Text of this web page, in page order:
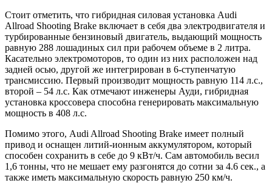
Стоит отметить, что гибридная силовая установка Audi
Allroad Shooting Brake включает в себя два электродвигателя и
турбированные бензиновый двигатель, выдающий мощность
равную 288 лошадиных сил при рабочем объеме в 2 литра.
Касательно электромоторов, то один из них расположен над
задней осью, другой же интегрирован в 6-ступенчатую
трансмиссию. Первый производит мощность равную 114 л.с.,
второй – 54 л.с. Как отмечают инженеры Ауди, гибридная
установка кроссовера способна генерировать максимальную
мощность в 408 л.с.
Помимо этого, Audi Allroad Shooting Brake имеет полный
привод и оснащен литий-ионным аккумулятором, который
способен сохранить в себе до 9 кВт/ч. Сам автомобиль весил
1,6 тонны, что не мешает ему разгонятся до сотни за 4.6 сек., а
также иметь максимальную скорость равную 250 км/ч.